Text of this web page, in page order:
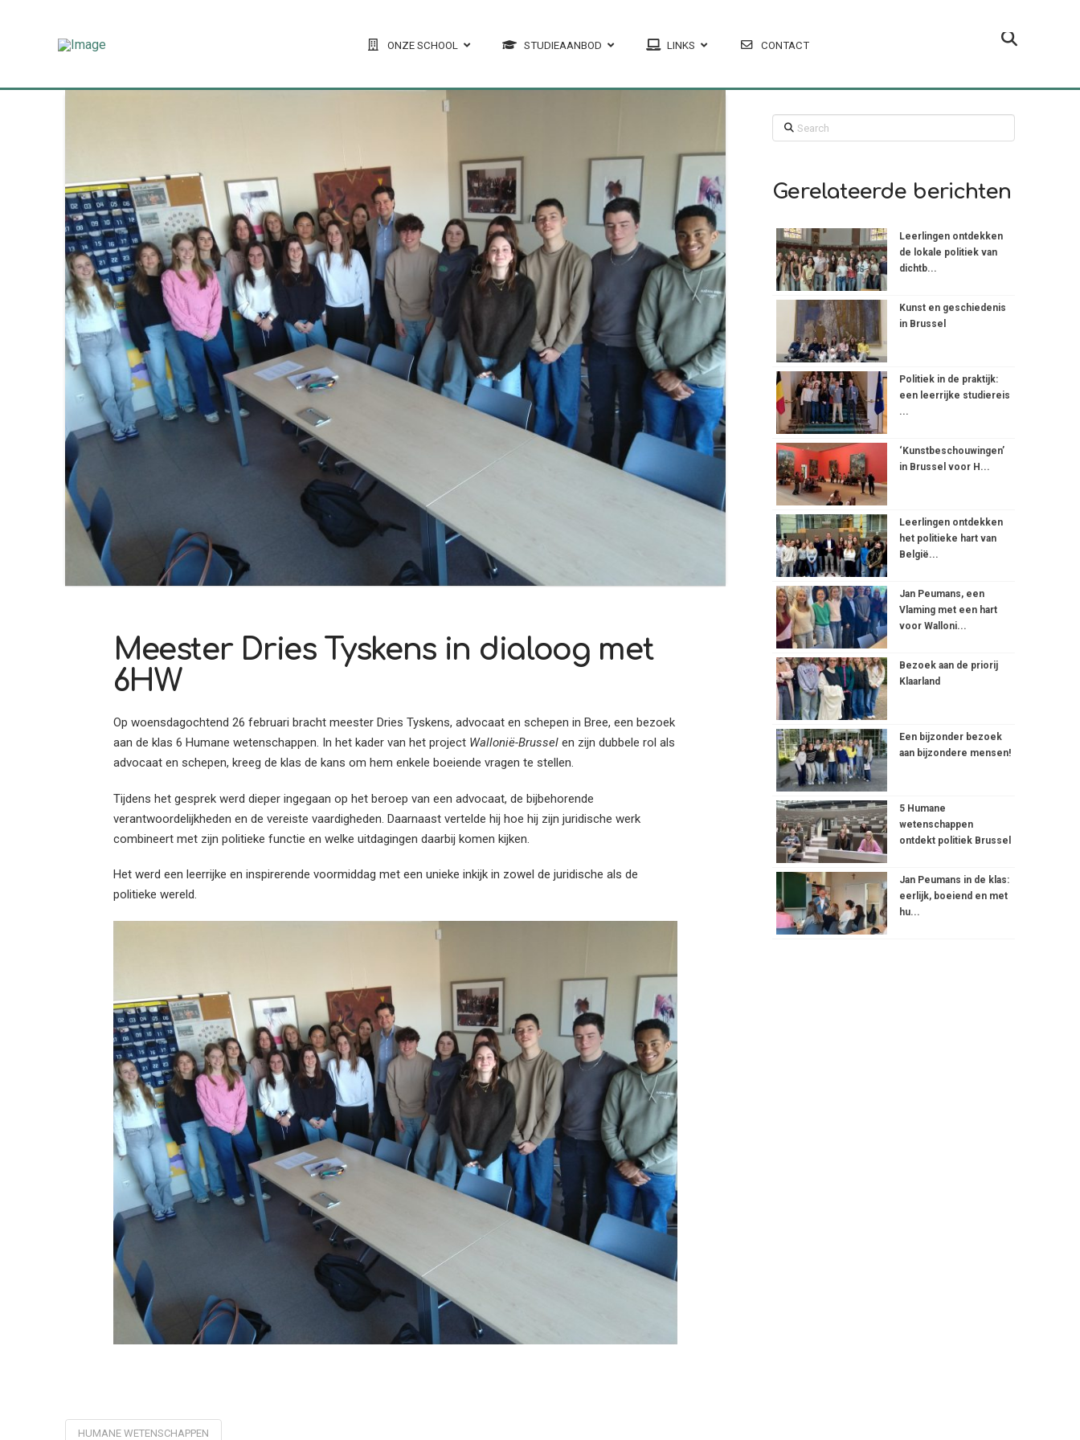
ONZE SCHOOL STUDIEAANBOD LINKS CONTACT
Meester Dries Tyskens in dialoog met
6HW
Op woensdagochtend 26 februari bracht meester Dries Tyskens, advocaat en schepen in Bree, een bezoek
aan de klas 6 Humane wetenschappen. In het kader van het project Wallonië-Brusselen zijn dubbele rol als
advocaat en schepen, kreeg de klas de kans om hem enkele boeiende vragen te stellen.
Tijdens het gesprek werd dieper ingegaan op het beroep van een advocaat, de bijbehorende
verantwoordelijkheden en de vereiste vaardigheden. Daarnaast vertelde hij hoe hij zijn juridische werk
combineert met zijn politieke functie en welke uitdagingen daarbij komen kijken.
Het werd een leerrijke en inspirerende voormiddag met een unieke inkijk in zowel de juridische als de
politieke wereld.
HUMANE WETENSCHAPPEN
Search
Gerelateerde berichten
Leerlingen ontdekken
de lokale politiek van
dichtb...
Kunst en geschiedenis
in Brussel
Politiek in de praktijk:
een leerrijke studiereis
...
‘Kunstbeschouwingen’
in Brussel voor H...
Leerlingen ontdekken
het politieke hart van
België...
Jan Peumans, een
Vlaming met een hart
voor Walloni...
Bezoek aan de priorij
Klaarland
Een bijzonder bezoek
aan bijzondere mensen!
5 Humane
wetenschappen
ontdekt politiek Brussel
Jan Peumans in de klas:
eerlijk, boeiend en met
hu...